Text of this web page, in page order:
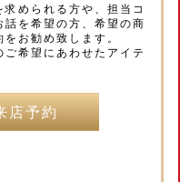
められる方や、担当コ
を希望の方、希望の商
お勧め致します。
希望にあわせたアイテ
店予約